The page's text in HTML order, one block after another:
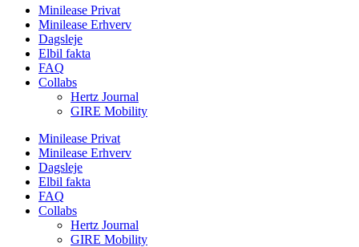
Minilease Privat
Minilease Erhverv
Dagsleje
Elbil fakta
FAQ
Collabs
Hertz Journal
GIRE Mobility
Minilease Privat
Minilease Erhverv
Dagsleje
Elbil fakta
FAQ
Collabs
Hertz Journal
GIRE Mobility